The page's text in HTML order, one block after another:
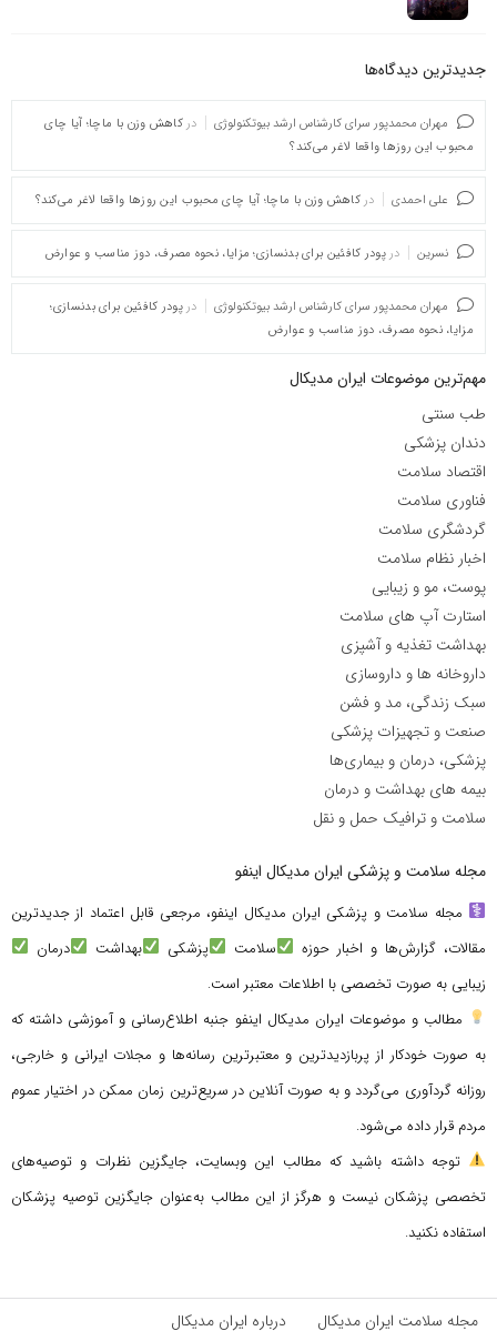
جدیدترین دیدگاه‌‌ها
مهران محمدپور سرای کارشناس ارشد بیوتکنولوژی در کاهش وزن با ماچا؛ آیا چای
محبوب این روزها واقعا لاغر می‌کند؟
علی احمدی در کاهش وزن با ماچا؛ آیا چای محبوب این روزها واقعا لاغر می‌کند؟
نسرین در پودر کافئین برای بدنسازی؛ مزایا، نحوه مصرف، دوز مناسب و عوارض
مهران محمدپور سرای کارشناس ارشد بیوتکنولوژی در پودر کافئین برای بدنسازی؛
مزایا، نحوه مصرف، دوز مناسب و عوارض
مهم‌ترین موضوعات ایران مدیکال
طب سنتی
دندان پزشکی
اقتصاد سلامت
فناوری سلامت
گردشگری سلامت
اخبار نظام سلامت
پوست، مو و زیبایی
استارت آپ های سلامت
بهداشت تغذیه و آشپزی
داروخانه ها و داروسازی
سبک زندگی، مد و فشن
صنعت و تجهیزات پزشکی
پزشکی، درمان و بیماری‌ها
بیمه های بهداشت و درمان
سلامت و ترافیک حمل و نقل
مجله سلامت و پزشکی ایران مدیکال اینفو
مجله سلامت و پزشکی ایران مدیکال اینفو، مرجعی قابل اعتماد از جدیدترین
مقالات، گزارش‌ها و اخبار حوزه
سلامت پزشکی بهداشت
درمان
زیبایی به صورت تخصصی با اطلاعات معتبر است.
مطالب و موضوعات ایران مدیکال اینفو جنبه اطلاع‌رسانی و آموزشی داشته که
به صورت خودکار از پربازدیدترین و معتبرترین رسانه‌ها و مجلات ایرانی و خارجی،
روزانه گردآوری می‌گردد و به صورت آنلاین در سریع‌ترین زمان ممکن در اختیار عموم
مردم قرار داده می‌شود.
توجه داشته باشید که مطالب این وبسایت، جایگزین نظرات و توصیه‌های
تخصصی پزشکان نیست و هرگز از این مطالب به‌عنوان جایگزین توصیه پزشکان
استفاده نکنید.
مجله سلامت ایران مدیکال درباره ایران مدیکال